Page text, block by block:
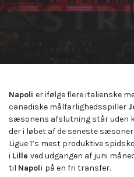
Napoli er ifølge flere italienske
canadiske målfarlighedsspiller
sæsonens afslutning står uden
der i løbet af de seneste
Ligue 1’s mest produktive
i Lille ved udgangen af juni
til Napoli på en fri transfer.